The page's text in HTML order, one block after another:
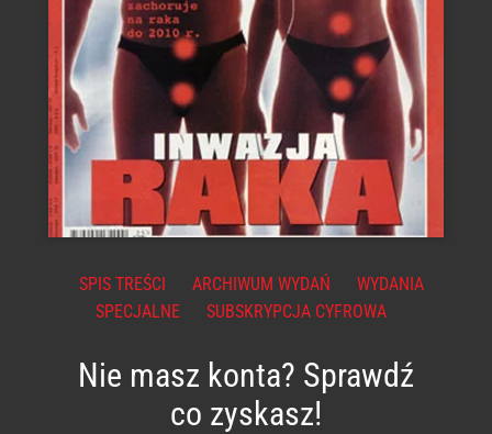
SPIS TREŚCI ARCHIWUM WYDAŃ
WYDANIA
SPECJALNE
SUBSKRYPCJA CYFROWA
Nie masz konta? Sprawdź
co zyskasz!